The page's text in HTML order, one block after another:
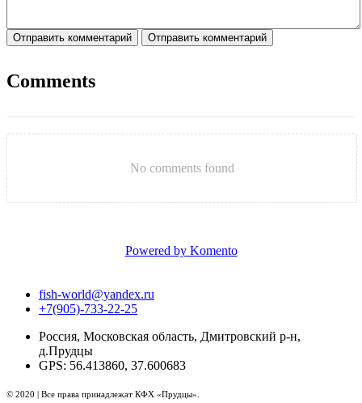
Отправить комментарий Отправить комментарий
Comments
No comments found
Powered by Komento
fish-world@yandex.ru
+7(905)-733-22-25
Россия, Московская область, Дмитровский р-н,
д.Прудцы
GPS: 56.413860, 37.600683
© 2020 | Все права принадлежат КФХ «Прудцы».